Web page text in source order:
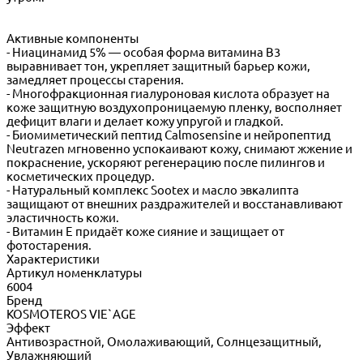
Активные компоненты
- Ниацинамид 5% — особая форма витамина В3
выравнивает тон, укрепляет защитный барьер кожи,
замедляет процессы старения.
- Многофракционная гиалуроновая кислота образует на
коже защитную воздухопроницаемую пленку, восполняет
дефицит влаги и делает кожу упругой и гладкой.
- Биомиметический пептид Calmosensine и нейропептид
Neutrazen мгновенно успокаивают кожу, снимают жжение и
покраснение, ускоряют регенерацию после пилингов и
косметических процедур.
- Натуральный комплекс Sootex и масло эвкалипта
защищают от внешних раздражителей и восстанавливают
эластичность кожи.
- Витамин Е придаёт коже сияние и защищает от
фотостарения.
Характеристики
Артикул номенклатуры
6004
Бренд
KOSMOTEROS VIE`AGE
Эффект
Антивозрастной, Омолаживающий, Солнцезащитный,
Увлажняющий